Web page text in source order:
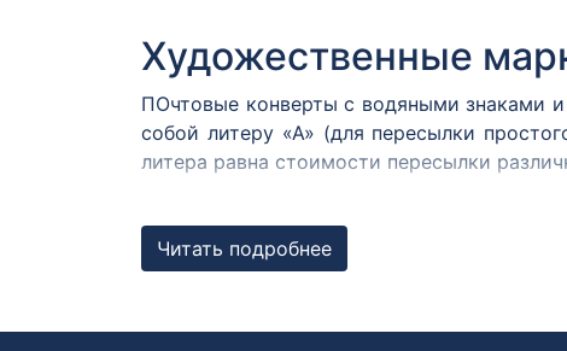
Художественные
ПОчтовые конверты с водяными знаками
собой литеру «А» (для пересылки
литера равна стоимости пересылки
интернет-магазине АО «Марка» такие
Читать подробнее